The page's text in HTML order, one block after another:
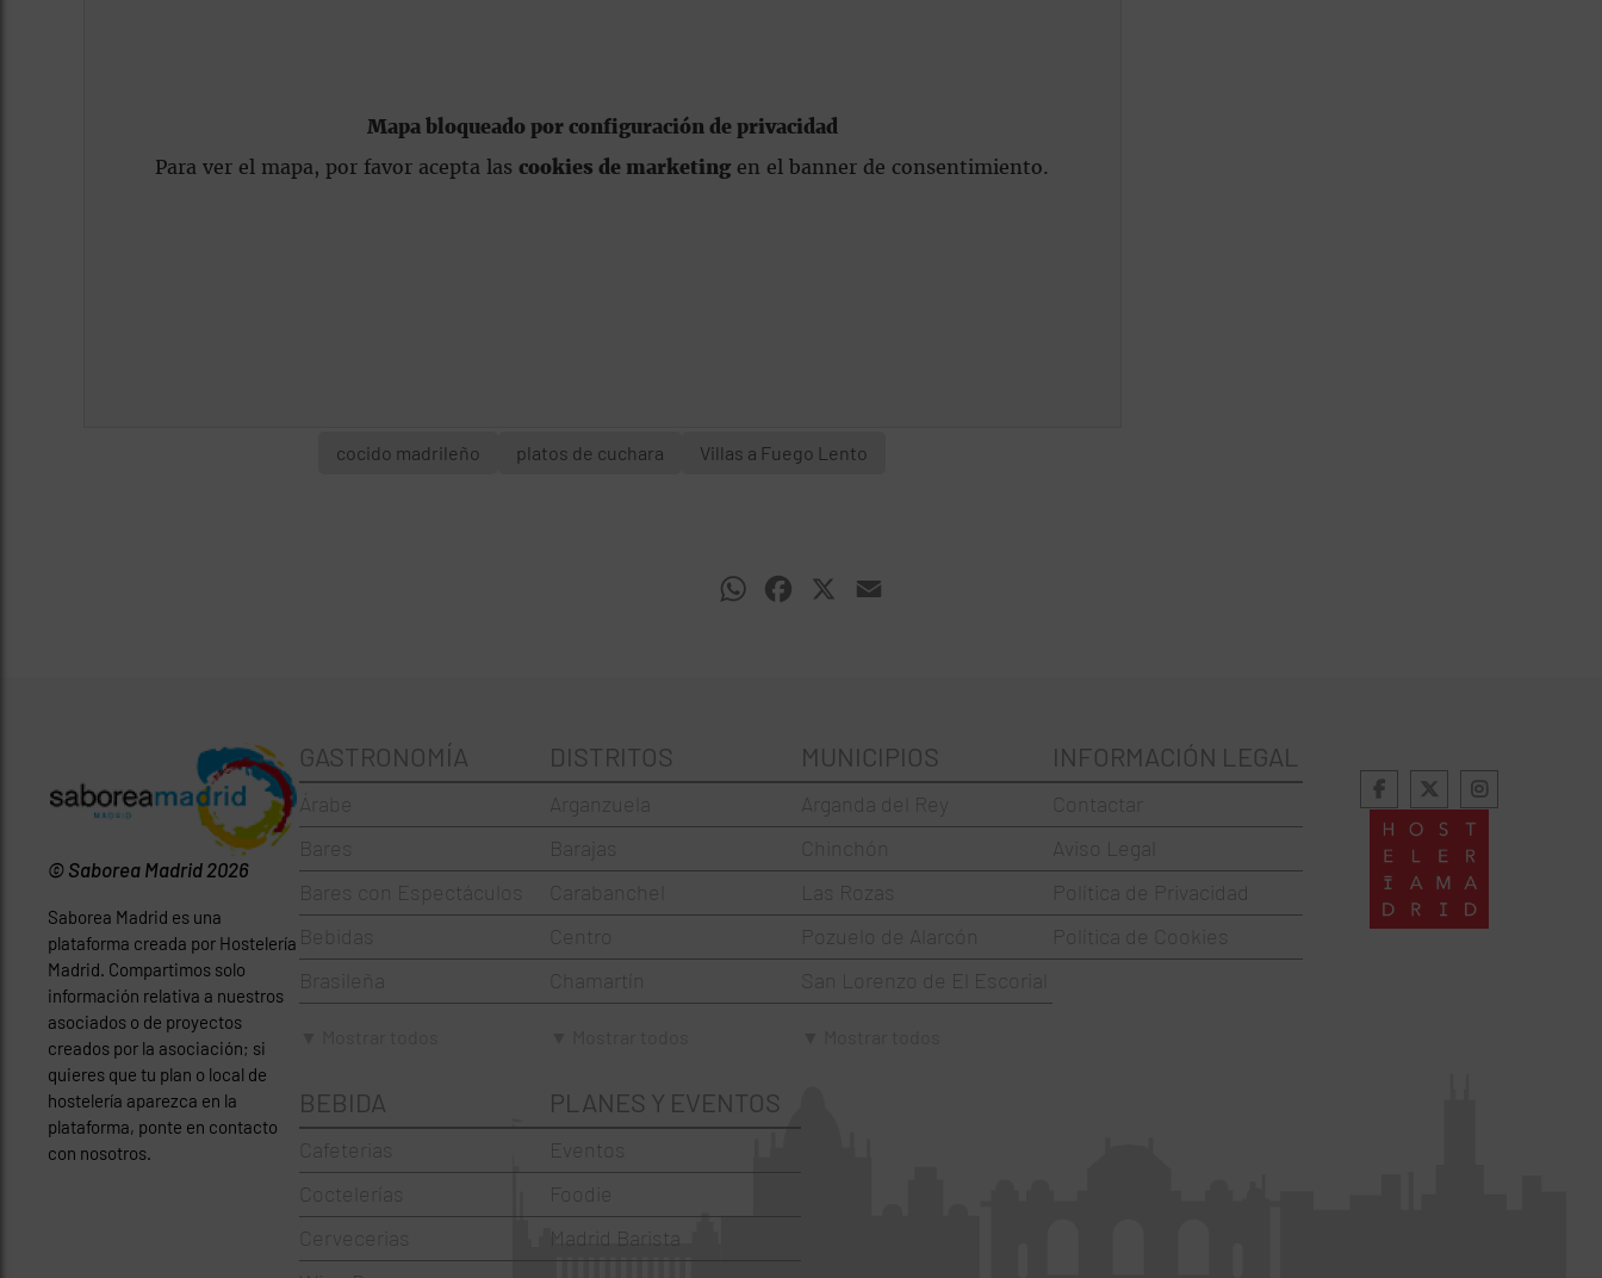
Mapa bloqueado por configuración de privacidad
Para ver el mapa, por favor acepta lascookies de marketing en el banner de consentimiento.
cocido madrileño platos de cuchara Villas a Fuego Lento
WhatsAppFacebook
© Saborea Madrid 2026
Saborea Madrid es una
plataforma creada por Hostelería
Madrid. Compartimos solo
información relativa a nuestros
asociados o de proyectos
creados por la asociación; si
quieres que tu plan o local de
hostelería aparezca en la
plataforma, ponte en contacto
con nosotros.
GASTRONOMÍA
Árabe
Bares
Bares con Espectáculos
Bebidas
Brasileña
Cervecerías
Chinos
Coctelerías
Española
BEBIDA
Cafeterias
Coctelerías
Cervecerias
DISTRITOS
Arganzuela
Barajas
Carabanchel
Centro
Chamartín
Fuencarral-El Pardo
Hortaleza
La Latina
Moncloa-Aravaca
PLANES Y EVENTOS
Eventos
Foodie
Madrid Barista
MUNICIPIOS
Arganda del Rey
Chinchón
Las Rozas
Pozuelo de Alarcón
San Lorenzo de El Escorial
INFORMACIÓN LEGAL
Contactar
Aviso Legal
Política de Privacidad
Política de Cookies